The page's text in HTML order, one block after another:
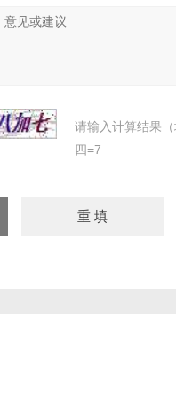
请输入计算结果
四=7